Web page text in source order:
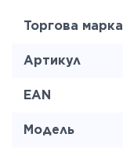
Торгова марка
Артикул
EAN
Модель